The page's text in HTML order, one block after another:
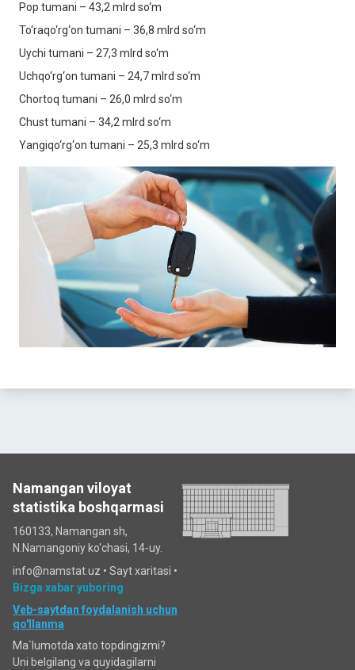
Pop tumani – 43,2 mlrd so‘m
To‘raqo‘rg‘on tumani – 36,8 mlrd so‘m
Uychi tumani – 27,3 mlrd so‘m
Uchqo‘rg‘on tumani – 24,7 mlrd so‘m
Chortoq tumani – 26,0 mlrd so‘m
Chust tumani – 34,2 mlrd so‘m
Yangiqo‘rg‘on tumani – 25,3 mlrd so‘m
Namangan viloyat
statistika boshqarmasi
160133, Namangan sh,
N.Namangoniy ko'chasi, 14-uy.
info@namstat.uz • Sayt xaritasi •
Bizga xabar yuboring
Veb-saytdan foydalanish uchun
qo'llanma
Ma`lumotda xato topdingizmi?
Uni belgilang va quyidagilarni